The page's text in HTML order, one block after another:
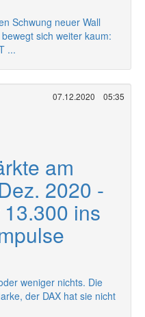
Schwung neuer Wall
sich weiter kaum:
...
07.12.2020
05:35
am
2020 -
ins
weniger nichts. Die
der DAX hat sie nicht